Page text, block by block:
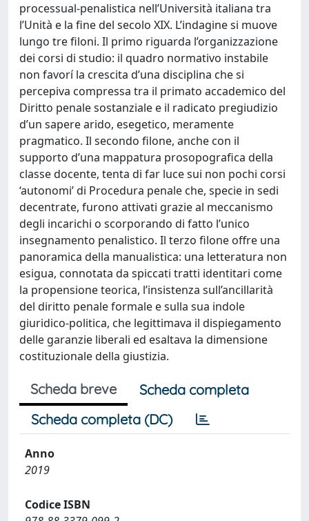
processual-penalistica nell’Università italiana tra
l’Unità e la fine del secolo XIX. L’indagine si muove
lungo tre filoni. Il primo riguarda l’organizzazione
dei corsi di studio: il quadro normativo instabile
non favorí la crescita d’una disciplina che si
percepiva compressa tra il primato accademico del
Diritto penale sostanziale e il radicato pregiudizio
d’un sapere arido, esegetico, meramente
pragmatico. Il secondo filone, anche con il
supporto d’una mappatura prosopografica della
classe docente, tenta di far luce sui non pochi corsi
‘autonomi’ di Procedura penale che, specie in sedi
decentrate, furono attivati grazie al meccanismo
degli incarichi o scorporando di fatto l’unico
insegnamento penalistico. Il terzo filone offre una
panoramica della manualistica: una letteratura non
esigua, connotata da spiccati tratti identitari come
la propensione teorica, l’insistenza sull’ancillarità
del diritto penale formale e sulla sua indole
giuridico-politica, che legittimava il dispiegamento
delle garanzie liberali ed esaltava la dimensione
costituzionale della giustizia.
Scheda breve
Scheda completa
Scheda completa (DC)
Anno
2019
Codice ISBN